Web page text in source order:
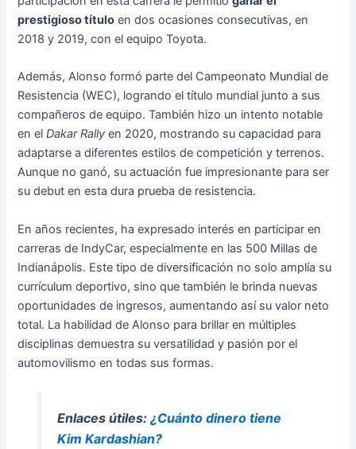
prestigioso título en dos ocasiones consecutivas, en
2018 y 2019, con el equipo Toyota.
Además, Alonso formó parte del Campeonato Mundial de
Resistencia (WEC), logrando el título mundial junto a sus
compañeros de equipo. También hizo un intento notable
en elDakar Rally en 2020, mostrando su capacidad para
adaptarse a diferentes estilos de competición y terrenos.
Aunque no ganó, su actuación fue impresionante para ser
su debut en esta dura prueba de resistencia.
En años recientes, ha expresado interés en participar en
carreras de IndyCar, especialmente en las 500 Millas de
Indianápolis. Este tipo de diversificación no solo amplía su
currículum deportivo, sino que también le brinda nuevas
oportunidades de ingresos, aumentando así su valor neto
total. La habilidad de Alonso para brillar en múltiples
disciplinas demuestra su versatilidad y pasión por el
automovilismo en todas sus formas.
Enlaces útiles: ¿Cuánto dinero tiene
Kim Kardashian?